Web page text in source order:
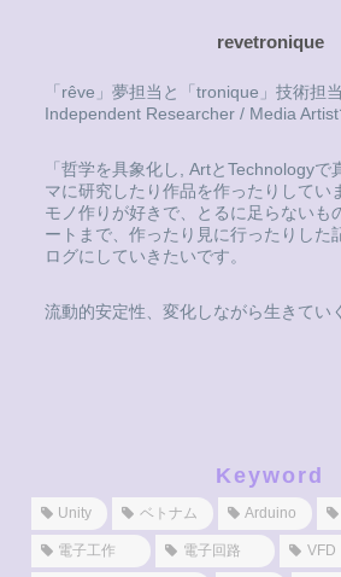
revetronique
「rêve」夢担当と「tronique」技術担
Independent Researcher / Media Artist
「哲学を具象化し, ArtとTechnologyで
マに研究したり作品を作ったりしてい
モノ作りが好きで、とるに足らないも
ートまで、作ったり見に行ったりした
ログにしていきたいです。
流動的安定性、変化しながら生きてい
Keyword
Unity ベトナム Arduino
電子工作 電子回路 VFD